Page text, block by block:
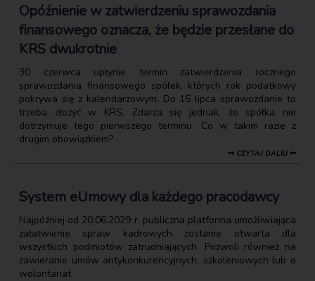
Opóźnienie w zatwierdzeniu sprawozdania
finansowego oznacza, że będzie przesłane do
KRS dwukrotnie
30 czerwca upłynie termin zatwierdzenia rocznego
sprawozdania finansowego spółek, których rok podatkowy
pokrywa się z kalendarzowym. Do 15 lipca sprawozdanie to
trzeba złożyć w KRS. Zdarza się jednak, że spółka nie
dotrzymuje tego pierwszego terminu. Co w takim razie z
drugim obowiązkiem?
⇒ CZYTAJ DALEJ ⇐
System eUmowy dla każdego pracodawcy
Najpóźniej od 20.06.2029 r. publiczna platforma umożliwiająca
załatwienie spraw kadrowych zostanie otwarta dla
wszystkich podmiotów zatrudniających. Pozwoli również na
zawieranie umów antykonkurencyjnych, szkoleniowych lub o
wolontariat.